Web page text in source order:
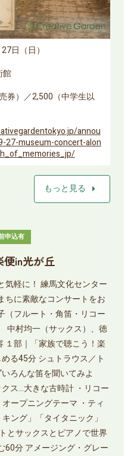
日（日）
館
券）／2,500（中学生以
annou
27-museum-concert-alon
もっと見る arrow_right
申込有
便in光が丘
気軽に！ 練馬文化センター
ちに素敵なコンサートをお
（フルート・角笛・リコー
中村均一（サックス）、徳
１部｜「家族で聴こう！楽
る45分 シュトラウス／ト
ろんな笛を聞いてみよ
ス…大きな古時計 ・リコー
ープニングテーマ ・ティ
ング」「タイタニック」
サックスとピアノで世界
分 アメージング・グレー